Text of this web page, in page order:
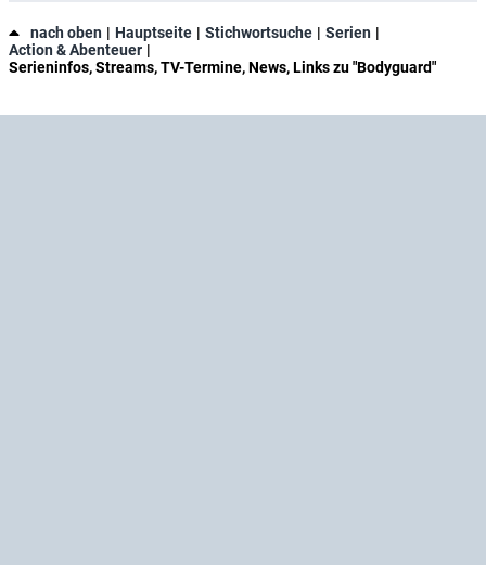
nach oben Hauptseite Stichwortsuche
Serien
Action & Abenteuer
Serieninfos, Streams, TV-Termine, News, Links zu "Bodyguard"